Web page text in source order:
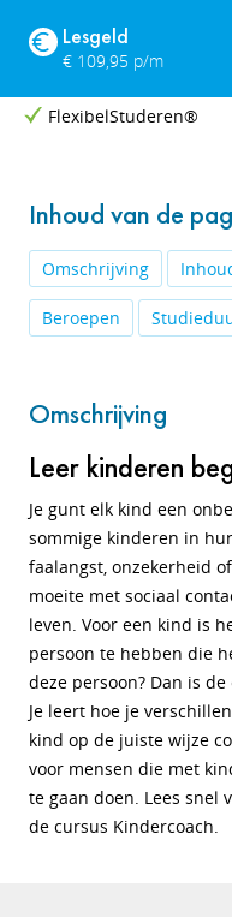
Lesgeld
€ 109,95 p/m
FlexibelStuderen®
Inhoud van de
Omschrijving
Beroepen
Omschrijving
Leer kinderen
Je gunt elk kind een
sommige kinderen in
faalangst, onzekerheid
moeite met sociaal
leven. Voor een kind is
persoon te hebben die
deze persoon? Dan is
Je leert hoe je
kind op de juiste wijze
voor mensen die met
te gaan doen. Lees snel
de cursus Kindercoach.